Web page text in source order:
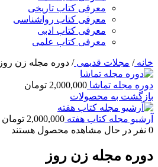
معرفی کتاب تاریخی
معرفی کتاب رواشناسی
معرفی کتاب ادبی
معرفی کتاب علمی
خانه/ مجلات قدیمی/ دوره مجله زن روز
دوره مجله تماشا 2,000,000 تومان
بازگشت به محصولات
آرشیو مجله کتاب هفته 2,000,000 تومان
0 نفر در حال مشاهده محصول هستند
دوره مجله زن روز